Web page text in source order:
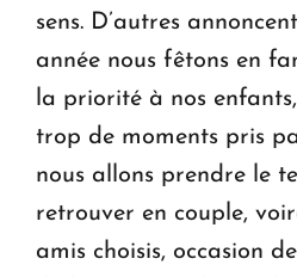
sens. D’autres
année nous fêtons en
la priorité à nos
trop de moments pris
nous allons prendre le
retrouver en couple,
amis choisis, occasion